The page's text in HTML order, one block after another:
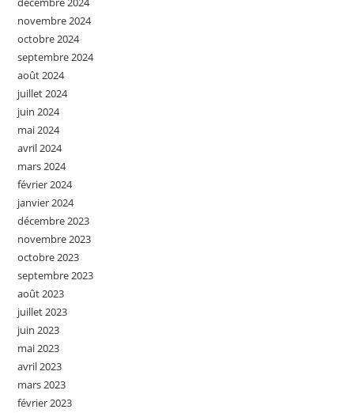
novembre 2024
octobre 2024
septembre 2024
août 2024
juillet 2024
juin 2024
mai 2024
avril 2024
mars 2024
février 2024
janvier 2024
décembre 2023
novembre 2023
octobre 2023
septembre 2023
août 2023
juillet 2023
juin 2023
mai 2023
avril 2023
mars 2023
février 2023